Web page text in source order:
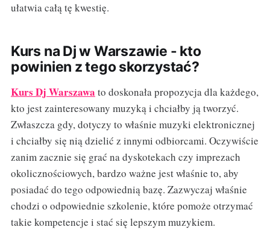
ułatwia całą tę kwestię.
Kurs na Dj w Warszawie - kto
powinien z tego skorzystać?
Kurs Dj Warszawa to doskonała propozycja dla każdego,
kto jest zainteresowany muzyką i chciałby ją tworzyć.
Zwłaszcza gdy, dotyczy to właśnie muzyki elektronicznej
i chciałby się nią dzielić z innymi odbiorcami. Oczywiście
zanim zacznie się grać na dyskotekach czy imprezach
okolicznościowych, bardzo ważne jest właśnie to, aby
posiadać do tego odpowiednią bazę. Zazwyczaj właśnie
chodzi o odpowiednie szkolenie, które pomoże otrzymać
takie kompetencje i stać się lepszym muzykiem.